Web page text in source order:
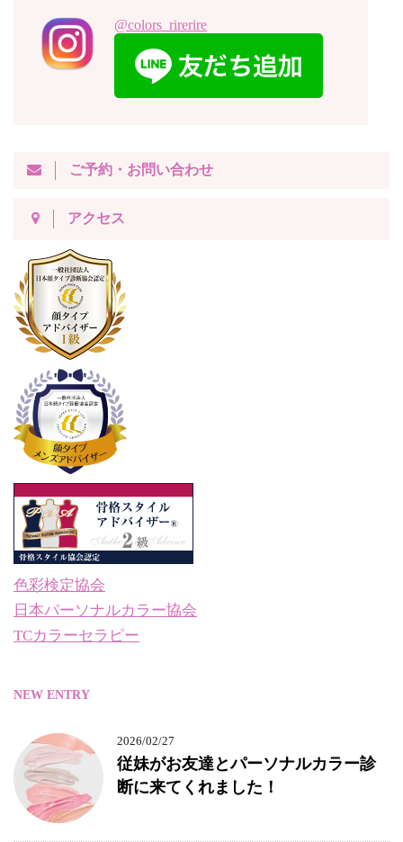
@colors_rirerire
ご予約・お問い合わせ
アクセス
色彩検定協会
日本パーソナルカラー協会
TCカラーセラピー
NEW ENTRY
2026/02/27
従妹がお友達とパーソナルカラー診
断に来てくれました！